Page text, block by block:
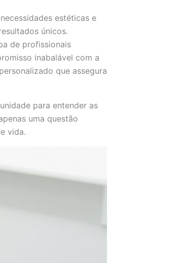
estéticas e
únicos.
de profissionais
inabalável com a
que assegura
para entender as
uma questão
vida.